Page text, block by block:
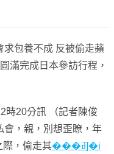
包養不成 反被偷走蘋
滿完成日本參訪行程，
時20分訊 （記者陳俊
會，親，別想歪瞭，年
際，偷走其
���ߥ]�i